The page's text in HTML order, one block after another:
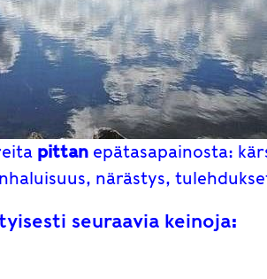
pittan epätasapainosta:
närästys,
seuraavia keinoja: